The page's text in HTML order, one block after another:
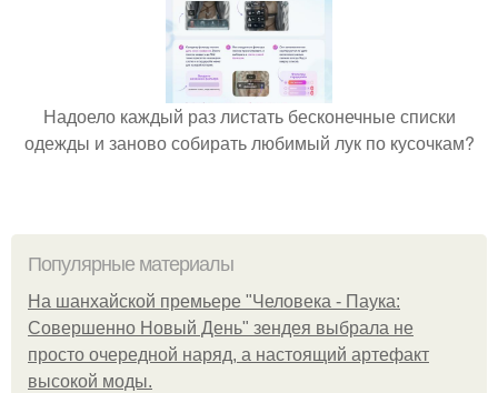
Надоело каждый раз листать бесконечные списки
одежды и заново собирать любимый лук по кусочкам?
Популярные материалы
На шанхайской премьере "Человека - Паука:
Совершенно Новый День" зендея выбрала не
просто очередной наряд, а настоящий артефакт
высокой моды.